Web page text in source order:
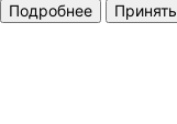
Подробнее Принять